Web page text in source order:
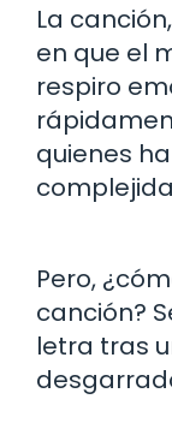
La
en que el
respiro
quienes
Pero,
canción?
letra tras